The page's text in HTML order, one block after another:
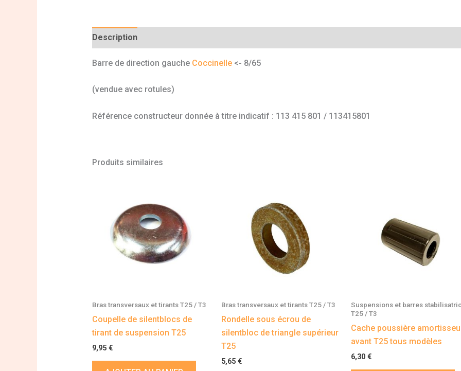
Description
Barre de direction gauche Coccinelle<- 8/65
(vendue avec rotules)
Référence constructeur donnée à titre indicatif : 113 415 801 / 113415801
Produits similaires
Bras transversaux et tirants T25 / T3
Coupelle de silentblocs de
tirant de suspension T25
9,95 €
Bras transversaux et tirants T25 / T3
Rondelle sous écrou de
silentbloc de triangle supérieur
T25
5,65€
Suspensions et barres
T25 / T3
Cache poussière
avant T25 tous modèles
6,30 €